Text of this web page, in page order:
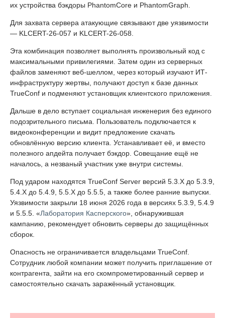
их устройства бэкдоры PhantomCore и PhantomGraph.
Для захвата сервера атакующие связывают две уязвимости
— KLCERT-26-057 и KLCERT-26-058.
Эта комбинация позволяет выполнять произвольный код с
максимальными привилегиями. Затем один из серверных
файлов заменяют веб-шеллом, через который изучают ИТ-
инфраструктуру жертвы, получают доступ к базе данных
TrueConf и подменяют установщик клиентского приложения.
Дальше в дело вступает социальная инженерия без единого
подозрительного письма. Пользователь подключается к
видеоконференции и видит предложение скачать
обновлённую версию клиента. Устанавливает её, и вместо
полезного апдейта получает бэкдор. Совещание ещё не
началось, а незваный участник уже внутри системы.
Под ударом находятся TrueConf Server версий 5.3.X до 5.3.9,
5.4.X до 5.4.9, 5.5.X до 5.5.5, а также более ранние выпуски.
Уязвимости закрыли 18 июня 2026 года в версиях 5.3.9, 5.4.9
и 5.5.5. «Лаборатория Касперского», обнаружившая
кампанию, рекомендует обновить серверы до защищённых
сборок.
Опасность не ограничивается владельцами TrueConf.
Сотрудник любой компании может получить приглашение от
контрагента, зайти на его скомпрометированный сервер и
самостоятельно скачать заражённый установщик.